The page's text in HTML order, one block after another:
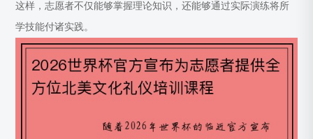
这样，志愿者不仅能够掌握理论知识，还能够通过实际演练将所
学技能付诸实践。